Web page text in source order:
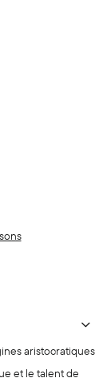
aristocratiques
et le talent de